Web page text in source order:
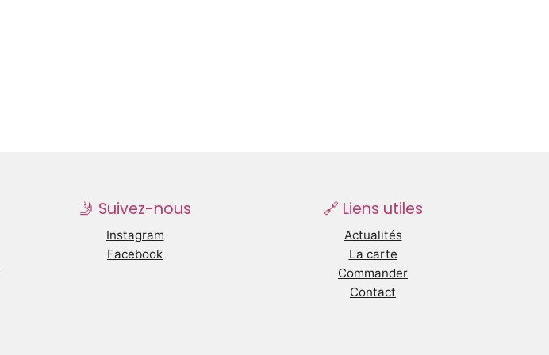
🤳 Suivez-nous
Instagram
Facebook
🔗 Liens utiles
Actualités
La carte
Commander
Contact